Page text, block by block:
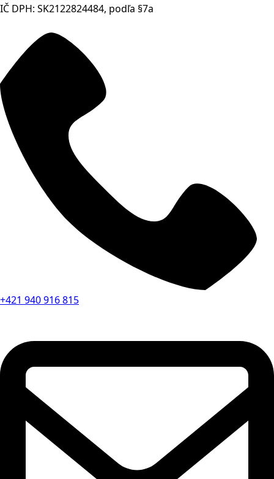
IČ DPH: SK2122824484, podľa §7a
+421 940 916 815